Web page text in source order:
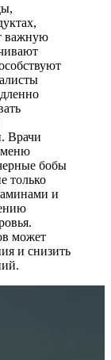
важную
Врачи
меню
бобы
только
и
может
и снизить